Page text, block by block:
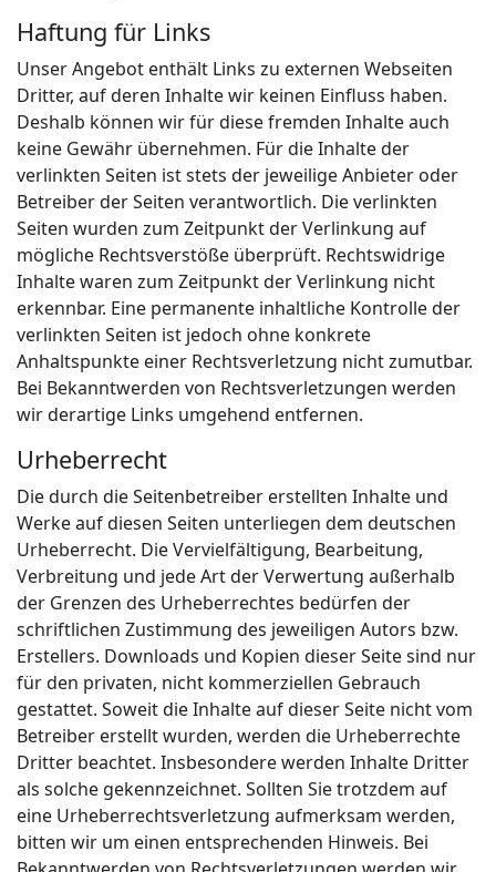
Haftung für Links
Unser Angebot enthält Links zu externen Webseiten
Dritter, auf deren Inhalte wir keinen Einfluss haben.
Deshalb können wir für diese fremden Inhalte auch
keine Gewähr übernehmen. Für die Inhalte der
verlinkten Seiten ist stets der jeweilige Anbieter oder
Betreiber der Seiten verantwortlich. Die verlinkten
Seiten wurden zum Zeitpunkt der Verlinkung auf
mögliche Rechtsverstöße überprüft. Rechtswidrige
Inhalte waren zum Zeitpunkt der Verlinkung nicht
erkennbar. Eine permanente inhaltliche Kontrolle der
verlinkten Seiten ist jedoch ohne konkrete
Anhaltspunkte einer Rechtsverletzung nicht zumutbar.
Bei Bekanntwerden von Rechtsverletzungen werden
wir derartige Links umgehend entfernen.
Urheberrecht
Die durch die Seitenbetreiber erstellten Inhalte und
Werke auf diesen Seiten unterliegen dem deutschen
Urheberrecht. Die Vervielfältigung, Bearbeitung,
Verbreitung und jede Art der Verwertung außerhalb
der Grenzen des Urheberrechtes bedürfen der
schriftlichen Zustimmung des jeweiligen Autors bzw.
Erstellers. Downloads und Kopien dieser Seite sind nur
für den privaten, nicht kommerziellen Gebrauch
gestattet. Soweit die Inhalte auf dieser Seite nicht vom
Betreiber erstellt wurden, werden die Urheberrechte
Dritter beachtet. Insbesondere werden Inhalte Dritter
als solche gekennzeichnet. Sollten Sie trotzdem auf
eine Urheberrechtsverletzung aufmerksam werden,
bitten wir um einen entsprechenden Hinweis. Bei